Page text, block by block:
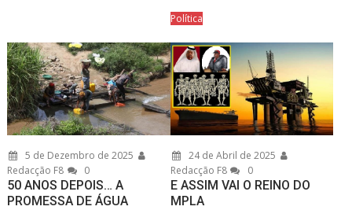
Política
5 de Dezembro de 2025
Redacção F8
0
50 ANOS DEPOIS… A
PROMESSA DE ÁGUA
24 de Abril de 2025
Redacção F8
0
E ASSIM VAI O REINO DO
MPLA